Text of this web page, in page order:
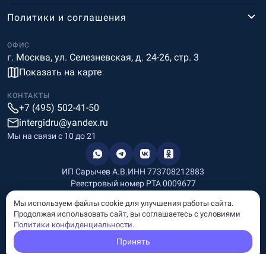
ОФИС
г. Москва, ул. Селезневская, д. 24-26, стр. 3
Показать на карте
Политики и соглашения
КОНТАКТЫ
+7 (495) 502-41-50
intergidru@yandex.ru
Мы на связи c 10 до 21
ИП Сарычев А.В.ИНН 773708212883
Реестровый номер РТА 0009677
Информация, размещённая на сайте, носит информационный
характер и не является рекламой и публичной офертой.
Мы используем файлы cookie для улучшения работы сайта.
Продолжая использовать сайт, вы соглашаетесь с условиями
Политики конфиденциальности.
Принять